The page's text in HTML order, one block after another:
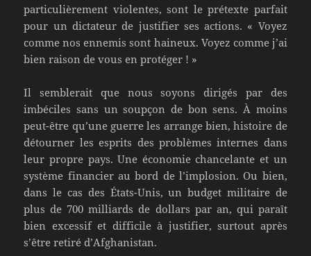
particulièrement violentes, sont le prétexte parfait
pour un dictateur de justifier ses actions. « Voyez
comme nos ennemis sont haineux. Voyez comme j’ai
bien raison de vous en protéger ! »
Il semblerait que nous soyons dirigés par des
imbéciles sans un soupçon de bon sens. À moins
peut-être qu’une guerre les arrange bien, histoire de
détourner les esprits des problèmes internes dans
leur propre pays. Une économie chancelante et un
système financier au bord de l’implosion. Ou bien,
dans le cas des États-Unis, un budget militaire de
plus de 700 milliards de dollars par an, qui paraît
bien excessif et difficile à justifier, surtout après
s’être retiré d’Afghanistan.